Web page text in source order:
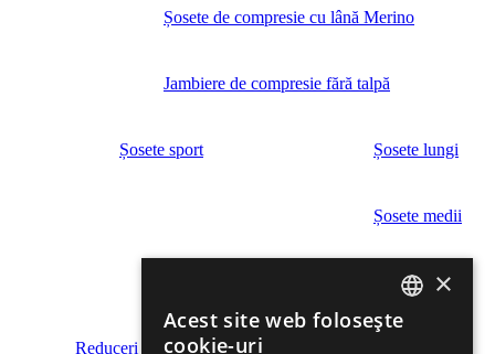
Șosete de compresie cu lână Merino
Jambiere de compresie fără talpă
Șosete sport Șosete lungi
Șosete medii
Șosete scurte
Reduceri
ROMANIAN
×
Acest site web folosește
cookie-uri